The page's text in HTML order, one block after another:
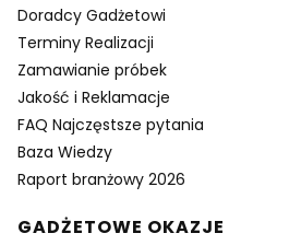
Doradcy Gadżetowi
Terminy Realizacji
Zamawianie próbek
Jakość i Reklamacje
FAQ Najczęstsze pytania
Baza Wiedzy
Raport branżowy 2026
GADŻETOWE OKAZJE